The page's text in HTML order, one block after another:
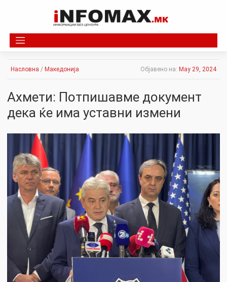
Насловна / Македонија Објавено на: May 29, 2024
Ахмети: Потпишавме документ
дека ќе има уставни измени